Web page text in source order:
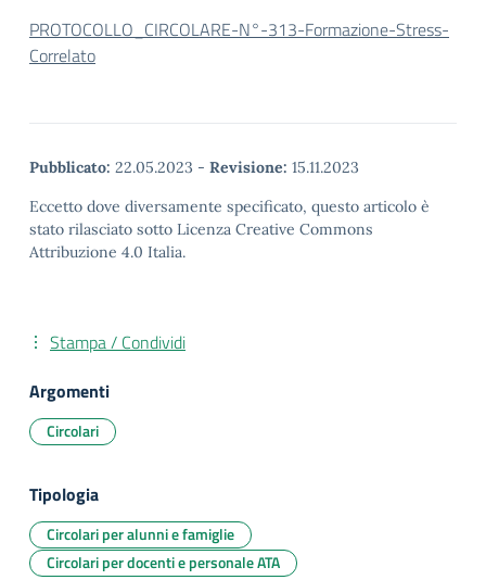
PROTOCOLLO_CIRCOLARE-N°-313-Formazione-Stress-
Correlato
Pubblicato: 22.05.2023 - Revisione: 15.11.2023
Eccetto dove diversamente specificato, questo articolo è
stato rilasciato sotto Licenza Creative Commons
Attribuzione 4.0 Italia.
Stampa / Condividi
Argomenti
Circolari
Tipologia
Circolari per alunni e famiglie
Circolari per docenti e personale ATA